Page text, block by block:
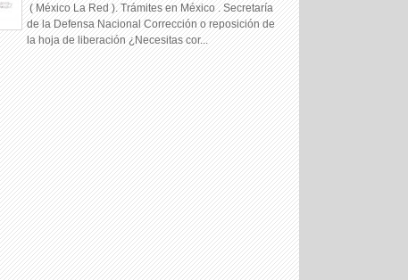
( México La Red ). Trámites en México . Secretaría
de la Defensa Nacional Corrección o reposición de
la hoja de liberación ¿Necesitas cor...